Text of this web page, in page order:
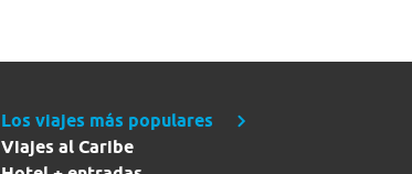
Los viajes más populares
Viajes al Caribe